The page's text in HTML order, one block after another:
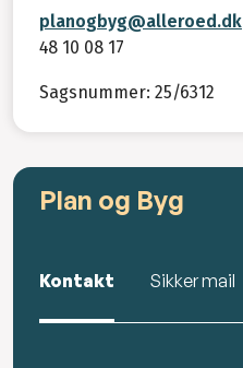
planogbyg@alleroed.dk
48 10 08 17
Sagsnummer: 25/6312
Plan og Byg
Kontakt Sikker mail